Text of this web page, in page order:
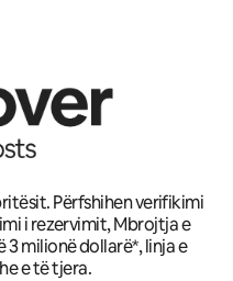
Përfshihen verifikimi
i rezervimit, Mbrojtja e
milionë dollarë*, linja e
e të tjera.